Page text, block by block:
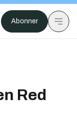
Abonner
Red